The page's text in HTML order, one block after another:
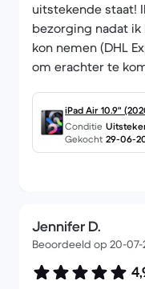
uitstekende staat!
bezorging nadat
kon nemen (DHL
om erachter te
iPad Air 10.9"
cegrijs
Conditie
Gekocht 29-06-
Jennifer D.
Beoordeeld op 20-